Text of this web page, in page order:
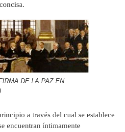
DE LA PAZ EN
a través del cual se establece
encuentran íntimamente